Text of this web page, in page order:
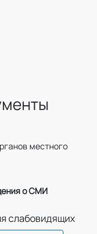
местного
о СМИ
слабовидящих